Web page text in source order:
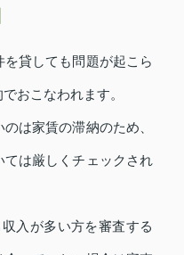
貸しても問題が起こら
おこなわれます。
は家賃の滞納のため、
ては厳しくチェックされ
入が多い方を審査する